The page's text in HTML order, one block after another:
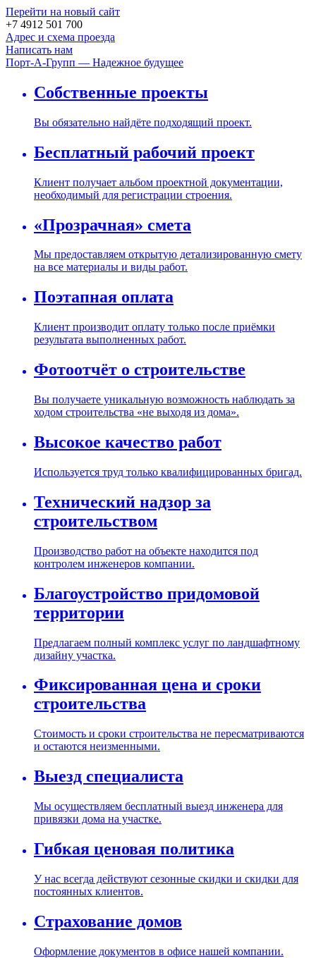
Перейти на новый сайт
+7 4912 501 700
Адрес и схема проезда
Написать нам
Порт-А-Групп — Надежное будущее
Собственные проекты
Вы обязательно найдёте подходящий проект.
Бесплатный рабочий проект
Клиент получает альбом проектной документации,
необходимый для регистрации строения.
«Прозрачная» смета
Мы предоставляем открытую детализированную смету
на все материалы и виды работ.
Поэтапная оплата
Клиент производит оплату только после приёмки
результата выполненных работ.
Фотоотчёт о строительстве
Вы получаете уникальную возможность наблюдать за
ходом строительства «не выходя из дома».
Высокое качество работ
Используется труд только квалифицированных бригад.
Технический надзор за
строительством
Производство работ на объекте находится под
контролем инженеров компании.
Благоустройство придомовой
территории
Предлагаем полный комплекс услуг по ландшафтному
дизайну участка.
Фиксированная цена и сроки
строительства
Стоимость и сроки строительства не пересматриваются
и остаются неизменными.
Выезд специалиста
Мы осуществляем бесплатный выезд инженера для
привязки дома на участке.
Гибкая ценовая политика
У нас всегда действуют сезонные скидки и скидки для
постоянных клиентов.
Страхование домов
Оформление документов в офисе нашей компании.